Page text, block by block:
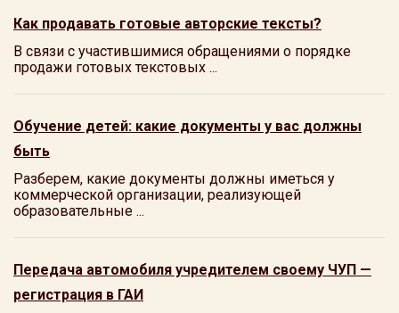
Как продавать готовые авторские тексты?
В связи с участившимися обращениями о порядке
продажи готовых текстовых ...
Обучение детей: какие документы у вас должны
быть
Разберем, какие документы должны иметься у
коммерческой организации, реализующей
образовательные ...
Передача автомобиля учредителем своему ЧУП —
регистрация в ГАИ